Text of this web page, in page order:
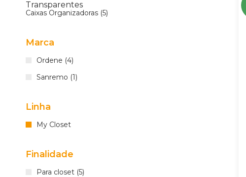
Transparentes
Caixas Organizadoras (5)
Marca
Ordene (4)
Sanremo (1)
Linha
My Closet
Finalidade
Para closet (5)